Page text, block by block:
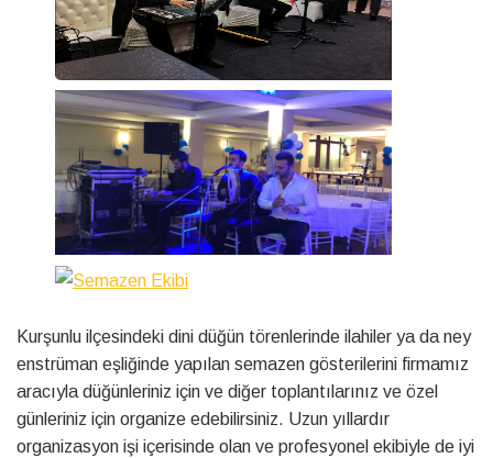
Kurşunlu ilçesindeki dini düğün törenlerinde ilahiler ya da ney
enstrüman eşliğinde yapılan semazen gösterilerini firmamız
aracıyla düğünleriniz için ve diğer toplantılarınız ve özel
günleriniz için organize edebilirsiniz. Uzun yıllardır
organizasyon işi içerisinde olan ve profesyonel ekibiyle de iyi